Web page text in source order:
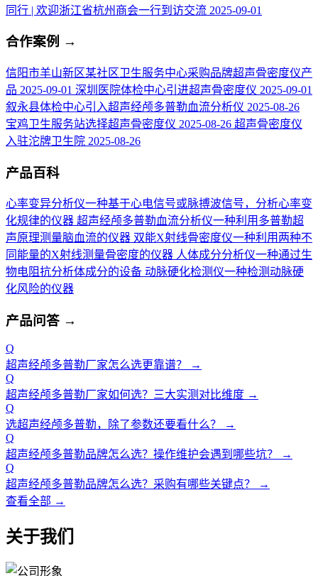
同行 | 欢迎浙江省杭州商会一行到访交流 2025-09-01
合作案例 →
信阳市羊山新区某社区卫生服务中心采购品牌超声骨密度仪产
品 2025-09-01 深圳医院体检中心引进超声骨密度仪 2025-09-01
叙永县体检中心引入超声经颅多普勒血流分析仪 2025-08-26
宝鸡卫生服务站选择超声骨密度仪 2025-08-26 超声骨密度仪
入驻沱牌卫生院 2025-08-26
产品百科
心率变异分析仪一种基于心电信号或脉搏波信号，分析心率变
化规律的仪器 超声经颅多普勒血流分析仪一种利用多普勒超
声原理测量脑血流的仪器 双能X射线骨密度仪一种利用两种不
同能量的X射线测量骨密度的仪器 人体成分分析仪一种通过生
物电阻抗分析体成分的设备 动脉硬化检测仪一种检测动脉硬
化风险的仪器
产品问答 →
Q
超声经颅多普勒厂家怎么选更靠谱？
→
Q
超声经颅多普勒厂家如何选？三大实测对比维度 →
Q
选超声经颅多普勒，除了参数还要看什么？
→
Q
超声经颅多普勒品牌怎么选？操作维护会遇到哪些坑？
→
Q
超声经颅多普勒品牌怎么选？采购有哪些关键点？
→
查看全部 →
关于我们